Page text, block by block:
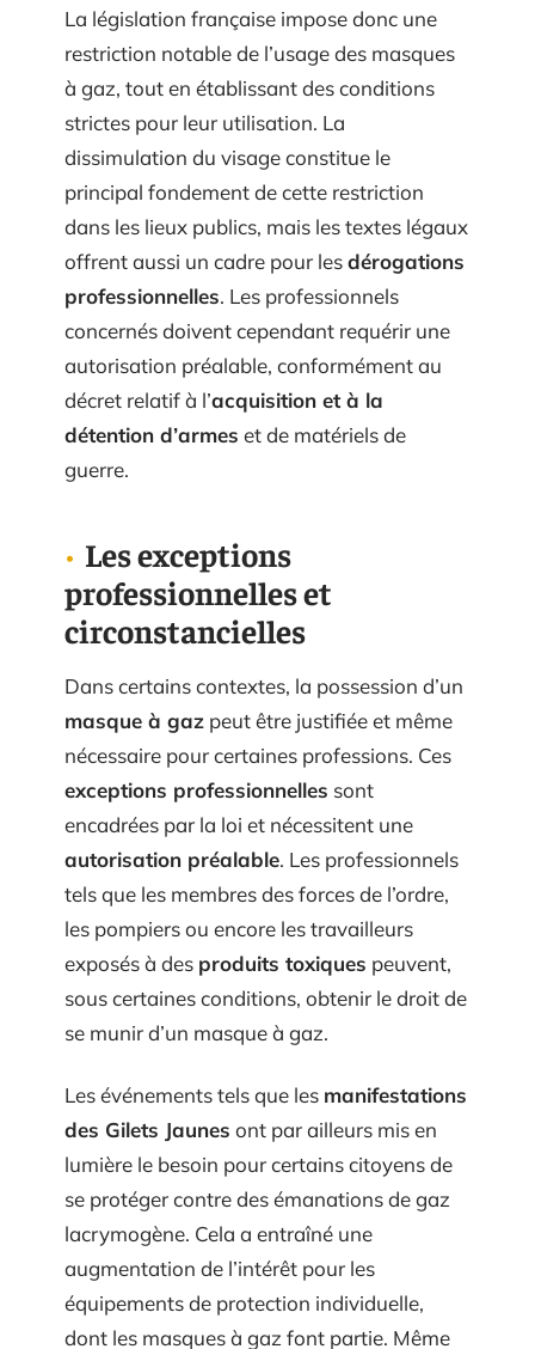
La législation française impose donc une
restriction notable de l’usage des masques
à gaz, tout en établissant des conditions
strictes pour leur utilisation. La
dissimulation du visage constitue le
principal fondement de cette restriction
dans les lieux publics, mais les textes légaux
offrent aussi un cadre pour lesdérogations
professionnelles. Les professionnels
concernés doivent cependant requérir une
autorisation préalable, conformément au
décret relatif à l’acquisition et à la
détention d’armes et de matériels de
guerre.
Les exceptions
professionnelles et
circonstancielles
Dans certains contextes, la possession d’un
masque à gaz peut être justifiée et même
nécessaire pour certaines professions. Ces
exceptions professionnelles sont
encadrées par la loi et nécessitent une
autorisation préalable. Les professionnels
tels que les membres des forces de l’ordre,
les pompiers ou encore les travailleurs
exposés à des produits toxiques peuvent,
sous certaines conditions, obtenir le droit de
se munir d’un masque à gaz.
Les événements tels que les manifestations
des Gilets Jaunes ont par ailleurs mis en
lumière le besoin pour certains citoyens de
se protéger contre des émanations de gaz
lacrymogène. Cela a entraîné une
augmentation de l’intérêt pour les
équipements de protection individuelle,
dont les masques à gaz font partie. Même